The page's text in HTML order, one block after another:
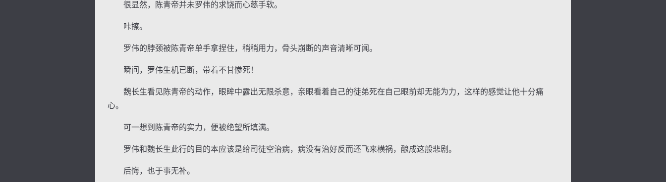
很显然，陈青帝并未罗伟的求饶而心慈手软。
咔擦。
罗伟的脖颈被陈青帝单手拿捏住，稍稍用力，骨头崩断的声音清晰可闻。
瞬间，罗伟生机已断，带着不甘惨死！
魏长生看见陈青帝的动作，眼眸中露出无限杀意，亲眼看着自己的徒弟死在自己眼前却无能为力，这样的感觉让他十分痛
心。
可一想到陈青帝的实力，便被绝望所填满。
罗伟和魏长生此行的目的本应该是给司徒空治病，病没有治好反而还飞来横祸，酿成这般悲剧。
后悔，也于事无补。